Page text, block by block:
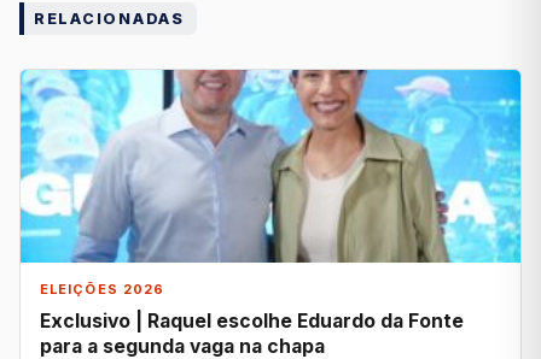
RELACIONADAS
ELEIÇÕES 2026
Exclusivo | Raquel escolhe Eduardo da Fonte
para a segunda vaga na chapa